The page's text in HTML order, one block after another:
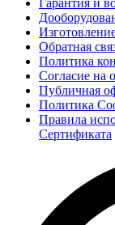
Гарантия и
Обратная
Политика
Согласие на
Публичная
Политика
Правила
Сертификата